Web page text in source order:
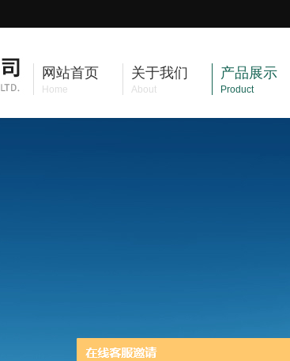
网站首页
Home
关于我们
About
产品展示
Product